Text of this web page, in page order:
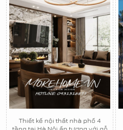
Thiết kế nội thất nhà phố 4
tầng tại Hà Nội ấn tượng với gỗ